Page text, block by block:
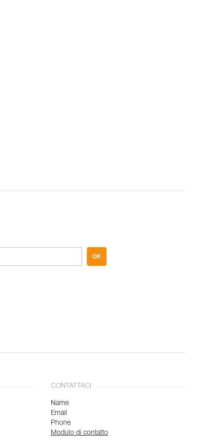
OK
CONTATTACI
Name
Email
Phone
Modulo di contatto